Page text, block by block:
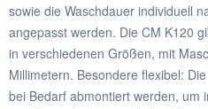
sowie die Waschdauer individuell
angepasst werden. Die CM K120
in verschiedenen Größen, mit
Millimetern. Besondere flexibel:
bei Bedarf abmontiert werden, um